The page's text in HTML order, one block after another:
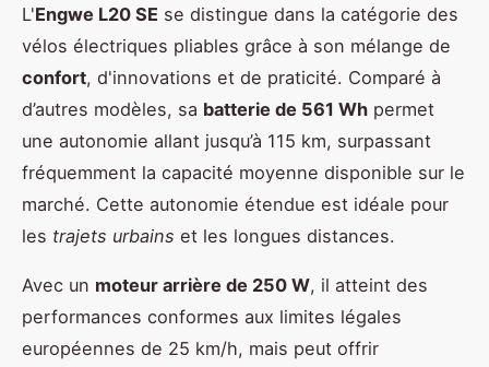
L'Engwe L20 SE se distingue dans la catégorie des
vélos électriques pliables grâce à son mélange de
confort, d'innovations et de praticité. Comparé à
d’autres modèles, sa batterie de 561 Wh permet
une autonomie allant jusqu’à 115 km, surpassant
fréquemment la capacité moyenne disponible sur le
marché. Cette autonomie étendue est idéale pour
les trajets urbains et les longues distances.
Avec un moteur arrière de 250 W, il atteint des
performances conformes aux limites légales
européennes de 25 km/h, mais peut offrir